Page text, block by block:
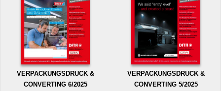
VERPACKUNGSDRUCK &
CONVERTING 6/2025
VERPACKUNGSDRUCK &
CONVERTING 5/2025